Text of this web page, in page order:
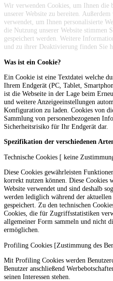
Wir verwenden Cookies, um Ihnen die
unserer Website zu bereiten.
verwendet, um Ihnen personalisierte
die Nutzung unserer Website stimmen
gespeichert werden. Weitere
und zu ihrer Deaktivierung finden Sie
Was ist ein Cookie?
Ein Cookie ist eine Textdatei welche
Ihrem Endgerät (PC, Tablet,
ist die Webseite in der Lage beim
und weitere Anzeigeeinstellungen
Konfiguration zu laden. Cookies von
Sammlung von personenbezogenen
Sicherheitsrisiko für Ihr Endgerät dar.
Spezifikation der verschiedenen
Technische Cookies [ keine
Diese Cookies gewährleisten
korrekt nutzen können. Diese Cookies
Website verwendet und sind deshalb
werden lediglich während der
gespeichert. Zu den technischen
Cookies, die für Zugriffsstatistiken
allgemeiner Form sammeln und nicht
ermöglichen.
Profiling Cookies [Zustimmung des
Mit Profiling Cookies werden
Benutzer anschließend
seinen Interessen stehen.